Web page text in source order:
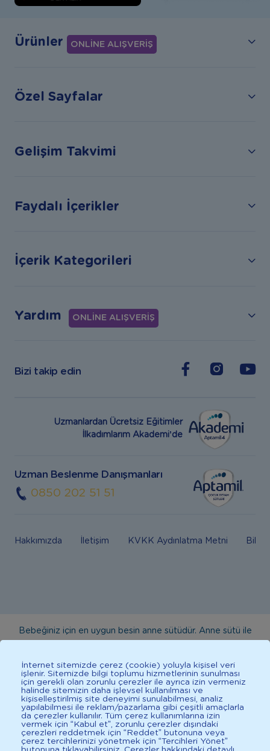
Ürünler ONLİNE ALIŞVERİŞ
Özel Sayfalar
Gelişim Takvimi
Faydalı İçerikler
İçerik Kategorileri
Yardım ONLİNE ALIŞVERİŞ
Bizi takip edin
Uzmanlardan Ücretsiz Eğitimler
İlkadımlarım Akademi’de
Uzman Beslenme Danışmanları
0850 202 51 51
Hakkımızda İletişim KVKK Aydınlatma Metni Bilgi
Bebeğiniz için en uygun besin anne sütüdür. Anne sütü ile
danışınız. Bu sitede yayınlanan bilgiler hekim tavsiyesi
yerine geçmez. En doğru bilgi için doktorunuza danışınız.
Sağlıklı yaşam için dengeli, çeşitli beslenilmelidir. *D vitamini
çocuklarda bağışıklık sisteminin normal işlevine katkıda
bulunur.
İnternet sitemizde çerez (cookie) yoluyla kişisel veri
işlenir. Sitemizde bilgi toplumu hizmetlerinin sunulması
için gerekli olan zorunlu çerezler ile ayrıca izin vermeniz
halinde sitemizin daha işlevsel kullanılması ve
kişiselleştirilmiş site deneyimi sunulabilmesi, analiz
yapılabilmesi ile reklam/pazarlama gibi çeşitli amaçlarla
da çerezler kullanılır. Tüm çerez kullanımlarına izin
vermek için “Kabul et”, zorunlu çerezler dışındaki
çerezleri reddetmek için “Reddet” butonuna veya
çerez tercihlerinizi yönetmek için “Tercihleri Yönet”